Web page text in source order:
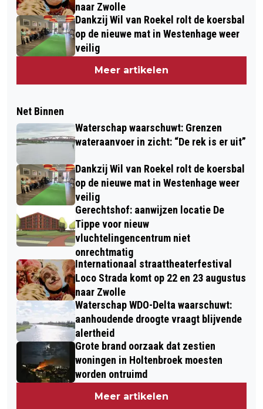
naar Zwolle
Dankzij Wil van Roekel rolt de koersbal
op de nieuwe mat in Westenhage weer
veilig
Meer artikelen
Net Binnen
Waterschap waarschuwt: Grenzen
wateraanvoer in zicht: “De rek is er uit”
Dankzij Wil van Roekel rolt de koersbal
op de nieuwe mat in Westenhage weer
veilig
Gerechtshof: aanwijzen locatie De
Tippe voor nieuw
vluchtelingencentrum niet
onrechtmatig
Internationaal straattheaterfestival
Loco Strada komt op 22 en 23 augustus
naar Zwolle
Waterschap WDO-Delta waarschuwt:
aanhoudende droogte vraagt blijvende
alertheid
Grote brand oorzaak dat zestien
woningen in Holtenbroek moesten
worden ontruimd
Meer artikelen